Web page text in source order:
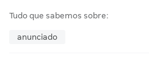
Tudo que sabemos sobre:
anunciado